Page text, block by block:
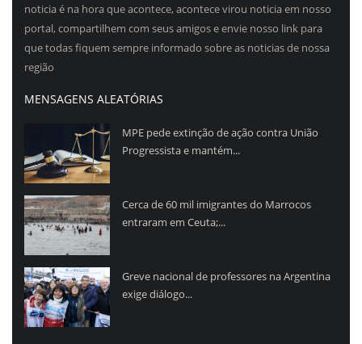
noticia é na hora que acontece, acontece virou noticia em nosso
portal, compartilhem com seus amigos e envie nosso link para
que todas fiquem sempre informado sobre as noticias de nossa
região
MENSAGENS ALEATÓRIAS
MPE pede extinção de ação contra União
Progressista e mantém...
Cerca de 60 mil imigrantes do Marrocos
entraram em Ceuta;...
Greve nacional de professores na Argentina
exige diálogo...